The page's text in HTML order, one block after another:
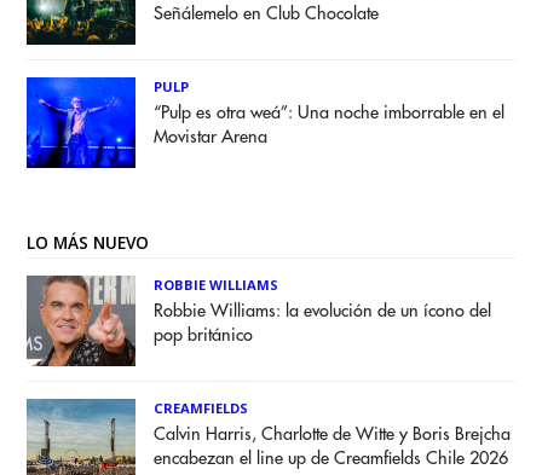
Señálemelo en Club Chocolate
PULP
“Pulp es otra weá”: Una noche imborrable en el
Movistar Arena
LO MÁS NUEVO
ROBBIE WILLIAMS
Robbie Williams: la evolución de un ícono del
pop británico
CREAMFIELDS
Calvin Harris, Charlotte de Witte y Boris Brejcha
encabezan el line up de Creamfields Chile 2026